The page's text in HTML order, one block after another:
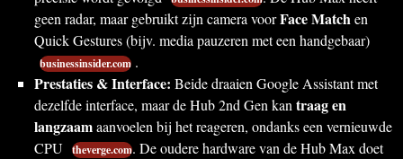
geen radar, maar gebruikt zijn camera voorFace Matchen
Quick Gestures (bijv. media pauzeren met een handgebaar)
businessinsider.com .
Prestaties & Interface: Beide draaien Google Assistant met
dezelfde interface, maar de Hub 2nd Gen kantraag en
langzaamaanvoelen bij het reageren, ondanks een vernieuwde
CPU theverge.com. De oudere hardware van de Hub Max doet